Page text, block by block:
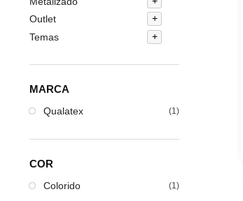
Outlet
Temas
MARCA
Qualatex (1)
COR
Colorido (1)